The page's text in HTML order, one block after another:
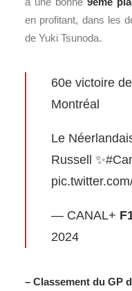
en profitant, dans les
de Yuki Tsunoda.
60e victoire de
Montréal
Le
Russell ✨
— CANAL+
2024
– Classement du GP